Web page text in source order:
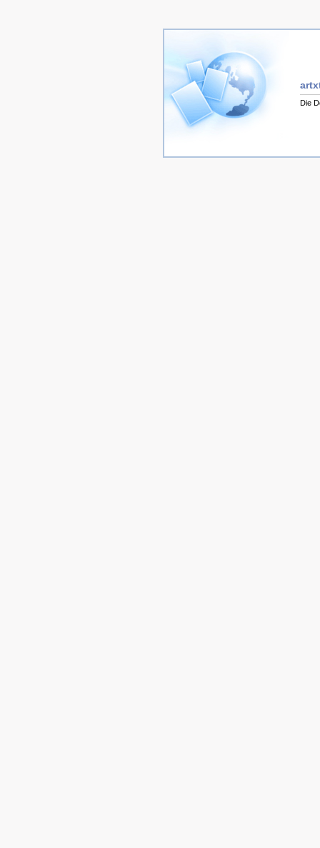
Die